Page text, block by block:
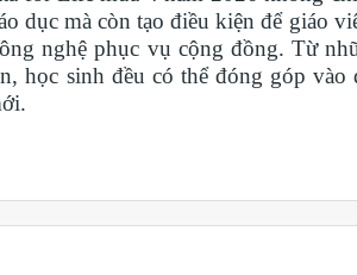
dục mà còn tạo điều kiện để giáo
nghệ phục vụ cộng đồng. Từ
học sinh đều có thể đóng góp